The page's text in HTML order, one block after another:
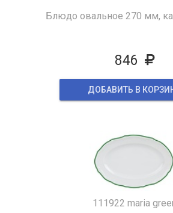
Блюдо овальное 270 мм,
846
ДОБАВИТЬ В
111922 maria